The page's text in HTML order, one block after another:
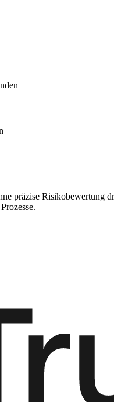
präzise Risikobewertung